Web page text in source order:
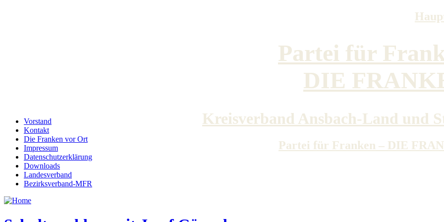
Partei für
DIE
Kreisverband Ansbach-Land und
Partei für Franken – DIE
Vorstand
Kontakt
Die Franken vor Ort
Impressum
Datenschutzerklärung
Downloads
Landesverband
Bezirksverband-MFR